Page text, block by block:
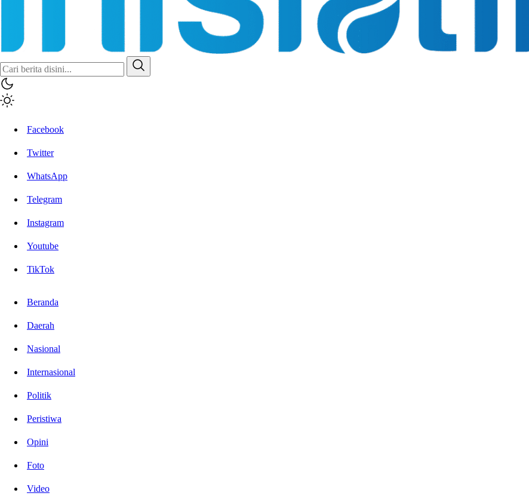
Inisiatif.co
Stay Connected Stay Informed
Facebook
Twitter
WhatsApp
Telegram
Instagram
Youtube
TikTok
Beranda
Daerah
Nasional
Internasional
Politik
Peristiwa
Opini
Foto
Video